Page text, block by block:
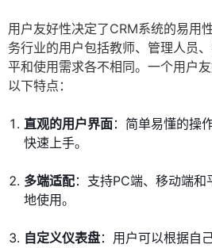
用户友好性决定了CRM系统的易用
务行业的用户包括教师、管理人员
平和使用需求各不相同。一个用户
以下特点：
直观的用户界面：简单易懂的操
快速上手。
多端适配：支持PC端、移动端
地使用。
自定义仪表盘：用户可以根据自